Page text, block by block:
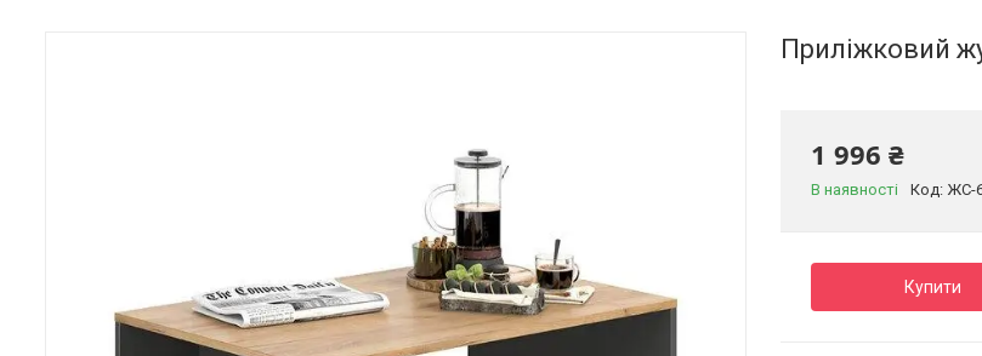
Приліжковий
1 996 ₴
В наявності Код: ЖС-
Купити